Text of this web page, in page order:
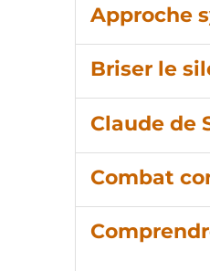
Approche
Briser le
Claude de
Combat